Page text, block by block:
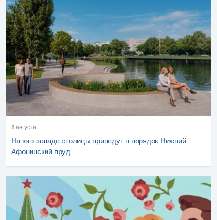
8 августа
На юго-западе столицы приведут в порядок Нижний
Афонинский пруд